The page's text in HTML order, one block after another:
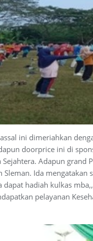
ini dimeriahkan
doorprice ini di
Sejahtera. Adapun
Sleman. Ida mengatakan
hadiah kulkas
pelayanan